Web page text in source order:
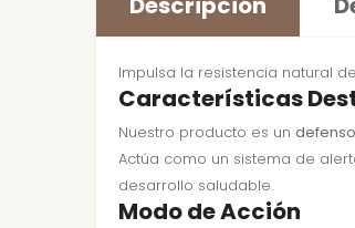
Impulsa la resistencia natural
Características
Nuestro producto es un
Actúa como un sistema de
desarrollo saludable.
Modo de Acción